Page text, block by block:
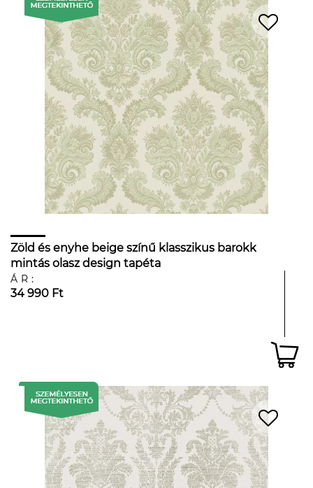
Zöld és enyhe beige színű klasszikus barokk
mintás olasz design tapéta
ÁR:
34 990 Ft